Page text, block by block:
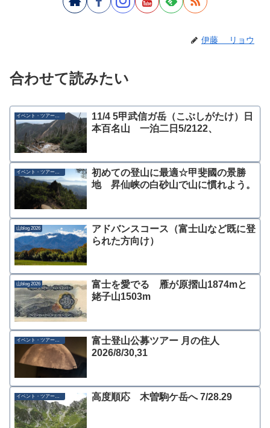
伊藤 リョウ
合わせて読みたい
イベント・ツアー募集
11/4 5甲武信ガ岳（こぶしがたけ）日
本百名山 一泊二日5/2122、
初めての登山に最適☆甲斐國の景勝
地 昇仙峡の白砂山で山に慣れよう。
山blog 2026
アドバンスコース（富士山など既に登
られた方向け）
山blog 2026
富士を愛でる 雁が原摺山1874mと
姥子山1503m
イベント・ツアー募集
富士登山公募ツアー 月の住人
2026/8/30,31
イベント・ツアー募集 高度順応 木曽駒ケ岳へ 7/28.29